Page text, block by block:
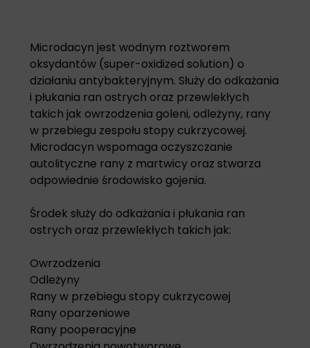
Microdacyn jest wodnym roztworem
oksydantów (super-oxidized solution) o
działaniu antybakteryjnym. Służy do odkażania
i płukania ran ostrych oraz przewlekłych
takich jak owrzodzenia goleni, odleżyny, rany
w przebiegu zespołu stopy cukrzycowej.
Microdacyn wspomaga oczyszczanie
autolityczne rany z martwicy oraz stwarza
odpowiednie środowisko gojenia.
Środek służy do odkażania i płukania ran
ostrych oraz przewlekłych takich jak:
Owrzodzenia
Odleżyny
Rany w przebiegu stopy cukrzycowej
Rany oparzeniowe
Rany pooperacyjne